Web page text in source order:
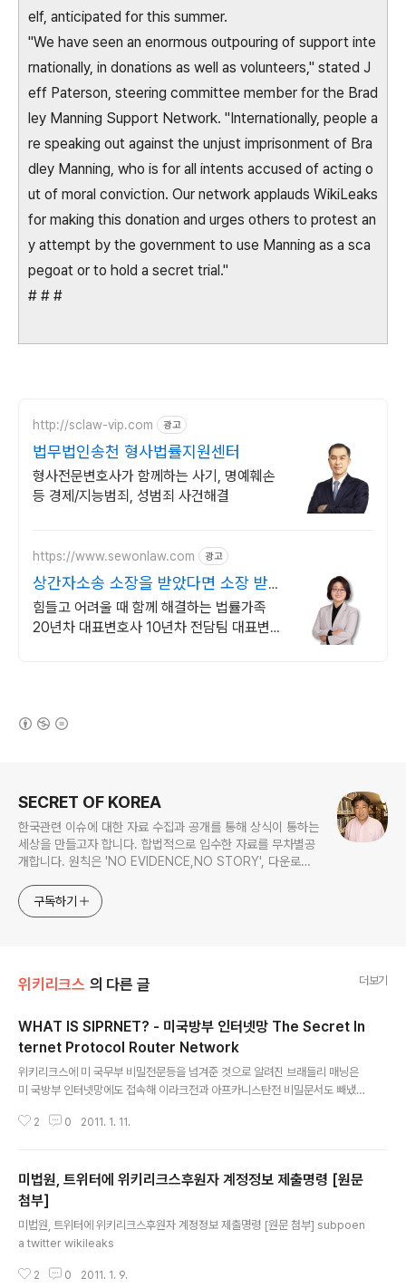
elf, anticipated for this summer.
"We have seen an enormous outpouring of support inte
rnationally, in donations as well as volunteers," stated J
eff Paterson, steering committee member for the Brad
ley Manning Support Network. "Internationally, people a
re speaking out against the unjust imprisonment of Bra
dley Manning, who is for all intents accused of acting o
ut of moral conviction. Our network applauds WikiLeaks
for making this donation and urges others to protest an
y attempt by the government to use Manning as a sca
pegoat or to hold a secret trial."
# # #
http://sclaw-vip.com 광고
법무법인송천 형사법률지원센터
형사전문변호사가 함께하는 사기, 명예훼손
등 경제/지능범죄, 성범죄 사건해결
https://www.sewonlaw.com 광고
상간자소송 소장을 받았다면 소장 받은
피고입장 전문변호
힘들고 어려울 때 함께 해결하는 법률가족
20년차 대표변호사 10년차 전담팀 대표변호
SECRET OF KOREA
한국관련 이슈에 대한 자료 수집과 공개를 통해 상식이 통하는
세상을 만들고자 합니다. 합법적으로 입수한 자료를 무차별공
개합니다. 원칙은 'NO EVIDENCE,NO STORY', 다운로드
jesim56@gmail.com, 안보일때는 구글리더나 RSS로!!
구독하기
위키리크스 의 다른 글 더보기
WHAT IS SIPRNET? - 미국방부 인터넷망 The Secret In
ternet Protocol Router Network
위키리크스에 미 국무부 비밀전문등을 넘겨준 것으로 알려진 브래들리 매닝은
미 국방부 인터넷망에도 접속해 이라크전과 아프카니스탄전 비밀문서도 빼냈습
미 국방부 인터넷망 '시크릿 인터넷 프로토콜 라우터 네트웍'이 무엇인지 설명
e Secret Internet Protocol Router Network (SIPRNET) is the Depa
rtment of Defense's largest network for the exchange of classifi
ed inform..
2 0 2011. 1. 11.
미법원, 트위터에 위키리크스후원자 계정정보 제출명령 [원문
첨부]
미법원, 트위터에 위키리크스후원자 계정정보 제출명령 [원문 첨부] subpoen
a twitter wikileaks
2 0 2011. 1. 9.